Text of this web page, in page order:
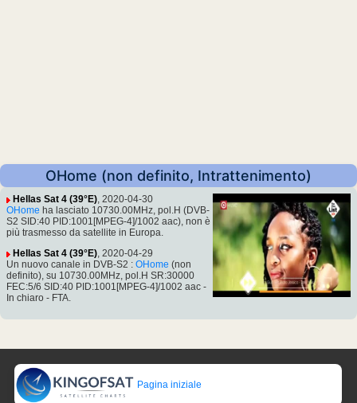
OHome (non definito, Intrattenimento)
Hellas Sat 4 (39°E), 2020-04-30
OHome ha lasciato 10730.00MHz, pol.H (DVB-
S2 SID:40 PID:1001[MPEG-4]/1002 aac), non è
più trasmesso da satellite in Europa.
Hellas Sat 4 (39°E), 2020-04-29
Un nuovo canale in DVB-S2 : OHome (non
definito), su 10730.00MHz, pol.H SR:30000
FEC:5/6 SID:40 PID:1001[MPEG-4]/1002 aac -
In chiaro - FTA.
Pagina iniziale